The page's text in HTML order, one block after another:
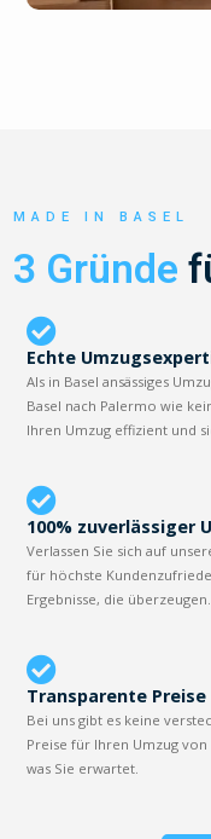
MADE IN BASEL
3 Gründe
Echte
Als in Basel ansässiges
Basel nach Palermo wie
Ihren Umzug effizient und
100% zuverlässiger
Verlassen Sie sich auf
für höchste
Ergebnisse, die überzeugen.
Transparente Preise
Bei uns gibt es keine
Preise für Ihren Umzug von
was Sie erwartet.